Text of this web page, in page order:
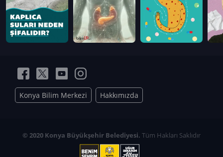
Konya Bilim Merkezi Hakkımızda
© 2020 Konya Büyükşehir Belediyesi. Tüm Hakları Saklıdır